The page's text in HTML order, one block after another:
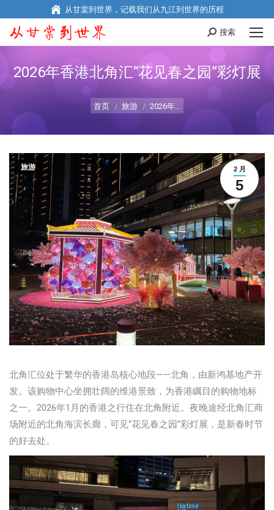
从甘棠到世界，记载我们从九江到世界的历程
Search:
搜索
2026年香港北角汇“花见春之园”彩灯展
首页 旅游 2026年…
2 月
5
旅游
北角汇位处于繁华的香港岛核心地段——北角，由新鸿基地产开
发。该购物中心坐拥壮阔的维港景致，为香港瞩目的购物地标
之一。2026年1月的香港之行住在北角附近。夜晚途经北角汇商
场附近的北角海滨长廊，可见“花见春之园”彩灯展，是新春时节
的好去处。